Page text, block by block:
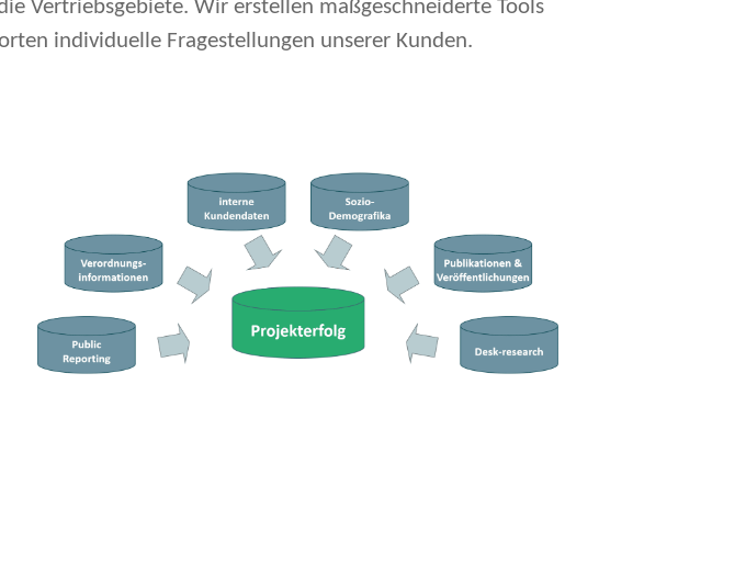
Vertriebsgebiete. Wir erstellen maßgeschneiderte Tools
individuelle Fragestellungen unserer Kunden.